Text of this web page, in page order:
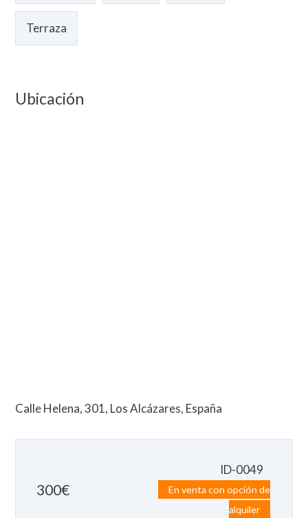
Terraza
Ubicación
Calle Helena, 301, Los Alcázares, España
300€
ID-0049
En venta con opción de
alquiler